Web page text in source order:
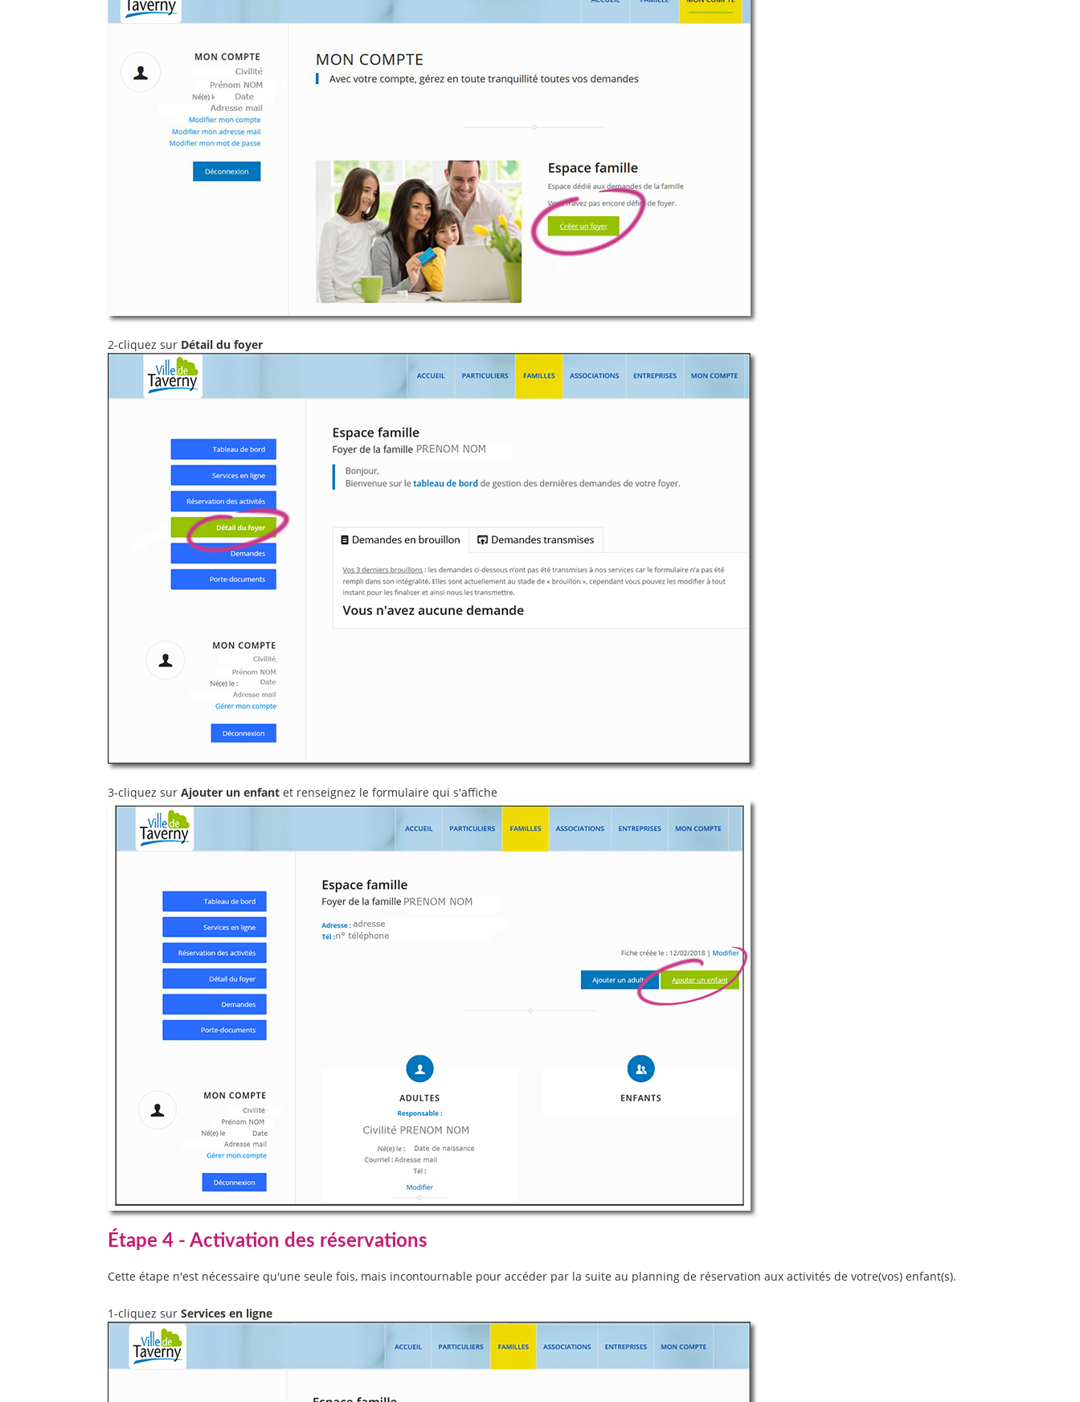
2-cliquez sur Détail du foyer
3-cliquez surAjouter un enfant et renseignez le formulaire qui s'affiche
Étape 4 - Activation des réservations
Cette étape n'est nécessaire qu'une seule fois, mais incontournable pour accéder par la suite au planning de réservation aux activités de votre(vos) enfant(s).
1-cliquez surServices en ligne